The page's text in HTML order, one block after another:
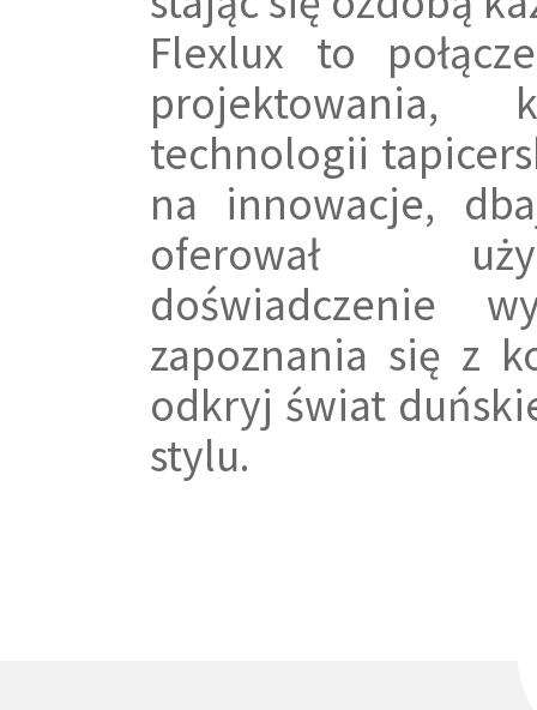
Flexlux to
projektowania,
technologii
na innowacje,
oferował
doświadczenie
zapoznania się z
odkryj świat
stylu.